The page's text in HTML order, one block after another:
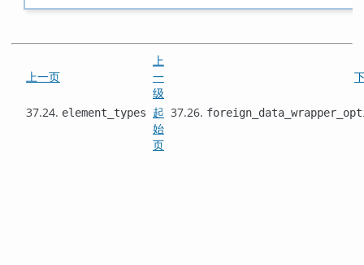
上一页
上
一
级
37.24. element_types
起
始
页
37.26.